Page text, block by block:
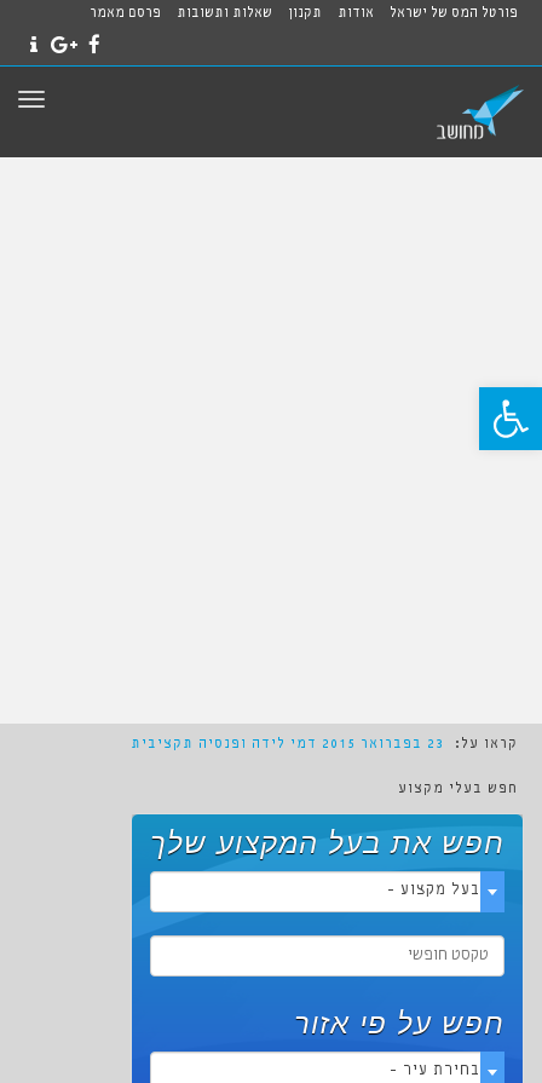
פתח סרגל נגישות
פורטל המס של ישראל אודות תקנון שאלות ותשובות פרסם מאמר
קראו על: 23 בפברואר 2015 דמי לידה ופנסיה תקציבית
חפש בעלי מקצוע
חפש את בעל המקצוע שלך
- בעל מקצוע -
חפש על פי אזור
- בחירת עיר -